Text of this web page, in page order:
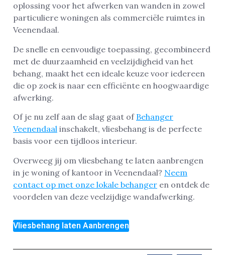
oplossing voor het afwerken van wanden in zowel
particuliere woningen als commerciële ruimtes in
Veenendaal.
De snelle en eenvoudige toepassing, gecombineerd
met de duurzaamheid en veelzijdigheid van het
behang, maakt het een ideale keuze voor iedereen
die op zoek is naar een efficiënte en hoogwaardige
afwerking.
Of je nu zelf aan de slag gaat of Behanger
Veenendaal inschakelt, vliesbehang is de perfecte
basis voor een tijdloos interieur.
Overweeg jij om vliesbehang te laten aanbrengen
in je woning of kantoor in Veenendaal? Neem
contact op met onze lokale behanger en ontdek de
voordelen van deze veelzijdige wandafwerking.
Vliesbehang laten Aanbrengen